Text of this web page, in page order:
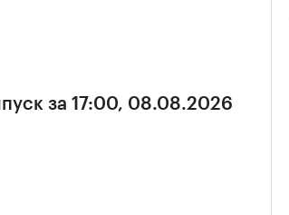
за 17:00, 08.08.2026